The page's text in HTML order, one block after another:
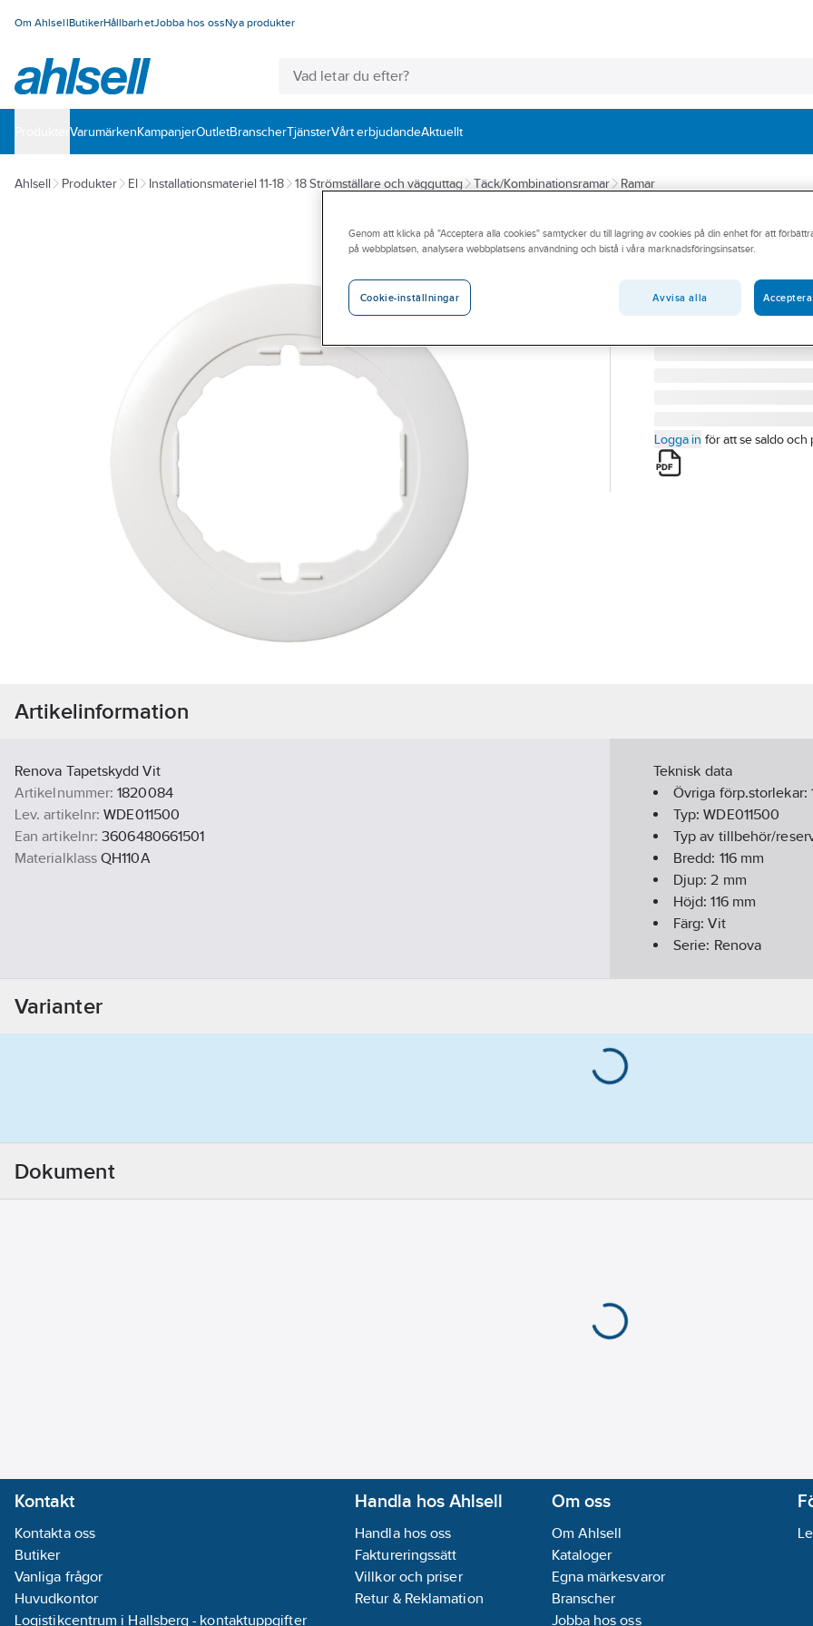
Om AhlsellButikerHållbarhetJobba hos ossNya produkter
VarumärkenKampanjerOutletBranscherTjänsterVårt erbjudandeAktuellt
Ahlsell Produkter El Installationsmateriel 11-18 18 Strömställare och vägguttag Täck/Kombinationsramar Ramar
SCHNEIDER ELECTRIC
Tapetskydd för
TAPETSKYDD 1-FACK
Artikelnummer:
1820084
WDE011500
Logga in för att se saldo och
Artikelinformation
Renova Tapetskydd Vit
Artikelnummer: 1820084
Lev. artikelnr: WDE011500
Ean artikelnr: 3606480661501
Materialklass QH110A
Teknisk data
Övriga förp.storlekar:
Typ:WDE011500
Typ av tillbehör/
Bredd: 116mm
Djup:2 mm
Höjd:116mm
Färg:Vit
Serie: Renova
tetramethylbutyl)phenol
Varianter
Dokument
Kontakt
Kontakta oss
Butiker
Vanliga frågor
Huvudkontor
Logistikcentrum i Hallsberg - kontaktuppgifter
Handla hos Ahlsell
Handla hos oss
Faktureringssätt
Villkor och priser
Retur & Reklamation
Om oss
Om Ahlsell
Kataloger
Egna märkesvaror
Branscher
Jobba hos oss
Genom att klicka på "Acceptera alla cookies" samtycker du till lagring av cookies på din enhet för att
på webbplatsen, analysera webbplatsens användning och bistå i våra marknadsföringsinsatser.
Cookie-inställningar Avvisa alla